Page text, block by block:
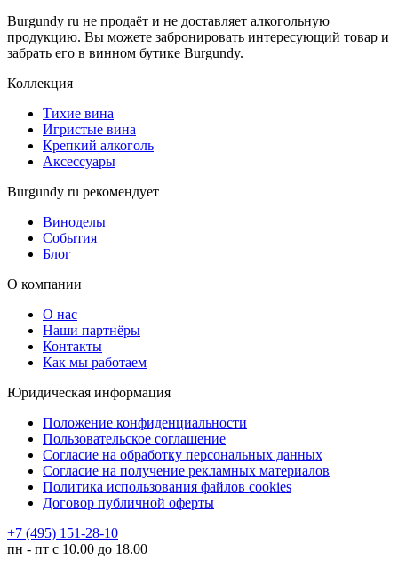
Burgundy ru не продаёт и не доставляет алкогольную
продукцию. Вы можете забронировать интересующий товар и
забрать его в винном бутике Burgundy.
Коллекция
Тихие вина
Игристые вина
Крепкий алкоголь
Аксессуары
Burgundy ru рекомендует
Виноделы
События
Блог
О компании
О нас
Наши партнёры
Контакты
Как мы работаем
Юридическая информация
Положение конфиденциальности
Пользовательское соглашение
Согласие на обработку персональных данных
Согласие на получение рекламных материалов
Политика использования файлов cookies
Договор публичной оферты
+7 (495) 151-28-10
пн - пт с 10.00 до 18.00